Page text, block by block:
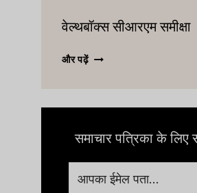
बहुत
[2023]
वेल्थबॉक्स सीआरएम समीक्षा
और पढ़ेंवेल्थबॉक्स
समाचार पत्रिका के लिए